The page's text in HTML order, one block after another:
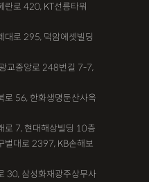
란로 420, KT선릉타워
대로 295, 덕암에셋빌딩
교중앙로 248번길 7-7,
로 56, 한화생명둔산사옥
로 7, 현대해상빌딩 10층
벌대로 2397, KB손해보
30, 삼성화재광주상무사